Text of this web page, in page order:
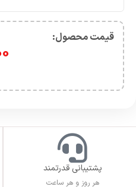
قیمت محصول:​
پشتیبانی قدرتمند
هر روز و هر ساعت